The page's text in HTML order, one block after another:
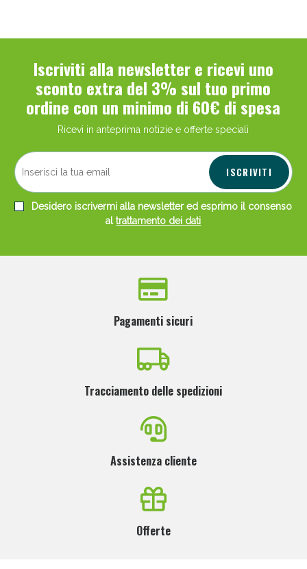
Iscriviti alla newsletter e ricevi uno
sconto extra del 3% sul tuo primo
ordine con un minimo di 60€ di spesa
Ricevi in anteprima notizie e offerte speciali
ISCRIVITI
Desidero iscrivermi alla newsletter ed esprimo il consenso
altrattamento dei dati
Pagamenti sicuri
Tracciamento delle spedizioni
Assistenza cliente
Offerte